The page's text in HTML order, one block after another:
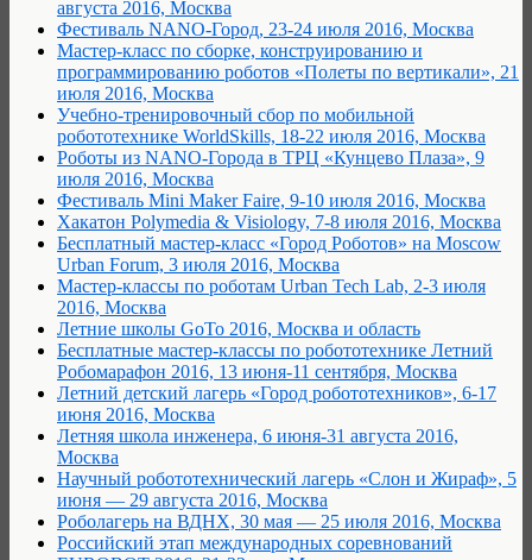
августа 2016, Москва
Фестиваль NANO-Город, 23-24 июля 2016, Москва
Мастер-класс по сборке, конструированию и
программированию роботов «Полеты по вертикали», 21
июля 2016, Москва
Учебно-тренировочный сбор по мобильной
робототехнике WorldSkills, 18-22 июля 2016, Москва
Роботы из NANO-Города в TРЦ «Кунцево Плаза», 9
июля 2016, Москва
Фестиваль Mini Maker Faire, 9-10 июля 2016, Москва
Хакатон Polymedia & Visiology, 7-8 июля 2016, Москва
Бесплатный мастер-класс «Город Роботов» на Moscow
Urban Forum, 3 июля 2016, Москва
Мастер-классы по роботам Urban Tech Lab, 2-3 июля
2016, Москва
Летние школы GoTo 2016, Москва и область
Бесплатные мастер-классы по робототехнике Летний
Робомарафон 2016, 13 июня-11 сентября, Москва
Летний детский лагерь «Город робототехников», 6-17
июня 2016, Москва
Летняя школа инженера, 6 июня-31 августа 2016,
Москва
Научный робототехнический лагерь «Слон и Жираф», 5
июня — 29 августа 2016, Москва
Роболагерь на ВДНХ, 30 мая — 25 июля 2016, Москва
Российский этап международных соревнований